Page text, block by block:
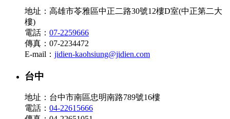
地址：高雄市苓雅區中正二路30號12樓D室(中正第二大
樓)
電話： 07-2259666
傳真：07-2234472
E-mail： jidien-kaohsiung@jidien.com
台中
地址：台中市南區忠明南路789號16樓
電話： 04-22615666